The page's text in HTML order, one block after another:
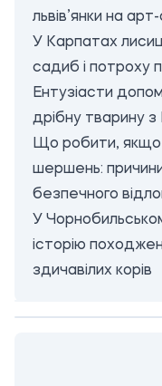
львів’янки на
У Карпатах
садиб і потроху
Ентузіасти
дрібну тварину з
Що робити, якщо
шершень:
безпечного
У
історію
здичавілих корів